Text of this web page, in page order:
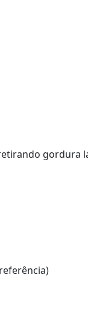
gordura